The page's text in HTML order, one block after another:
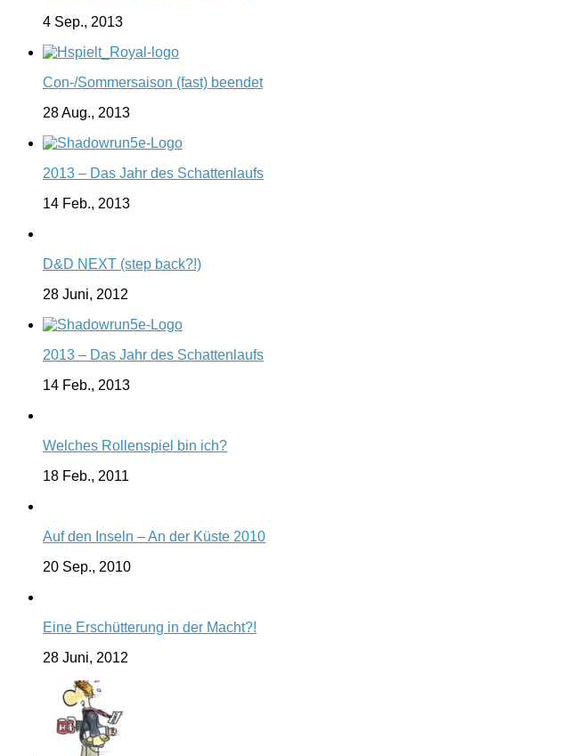
4 Sep., 2013
Con-/Sommersaison (fast) beendet
28 Aug., 2013
2013 – Das Jahr des Schattenlaufs
14 Feb., 2013
D&D NEXT (step back?!)
28 Juni, 2012
2013 – Das Jahr des Schattenlaufs
14 Feb., 2013
Welches Rollenspiel bin ich?
18 Feb., 2011
Auf den Inseln – An der Küste 2010
20 Sep., 2010
Eine Erschütterung in der Macht?!
28 Juni, 2012